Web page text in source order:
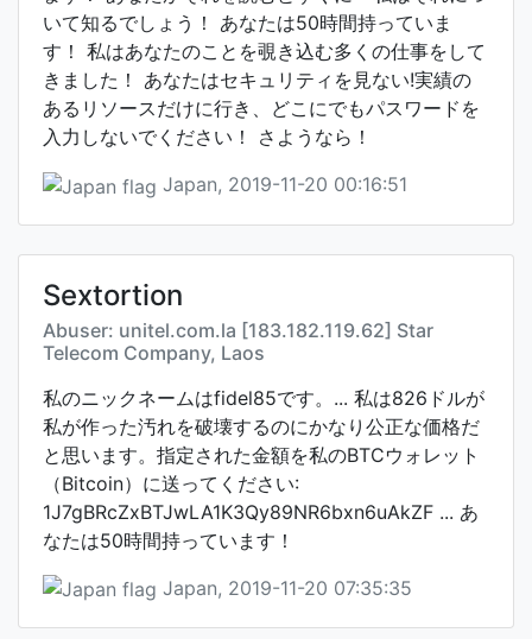
いて知るでしょう！ あなたは50時間持っていま
す！ 私はあなたのことを覗き込む多くの仕事をして
きました！ あなたはセキュリティを見ない!実績の
あるリソースだけに行き、どこにでもパスワードを
入力しないでください！ さようなら！
Japan, 2019-11-20 00:16:51
Sextortion
Abuser: unitel.com.la [183.182.119.62] Star
Telecom Company, Laos
私のニックネームはfidel85です。... 私は826ドルが
私が作った汚れを破壊するのにかなり公正な価格だ
と思います。指定された金額を私のBTCウォレット
（Bitcoin）に送ってください:
1J7gBRcZxBTJwLA1K3Qy89NR6bxn6uAkZF ... あ
なたは50時間持っています！
Japan, 2019-11-20 07:35:35